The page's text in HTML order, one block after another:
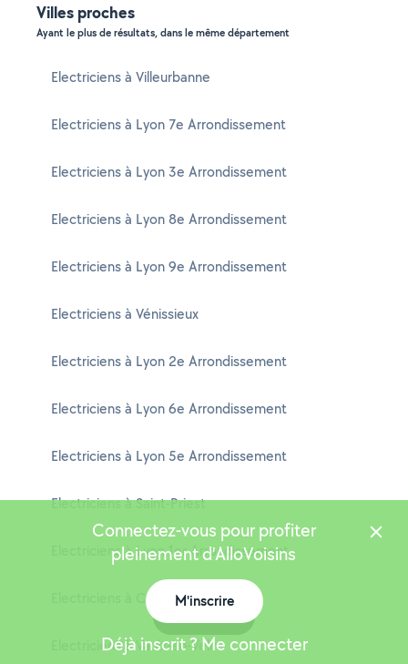
Villes proches
Ayant le plus de résultats, dans le même département
Electriciens à Villeurbanne
Electriciens à Lyon 7e Arrondissement
Electriciens à Lyon 3e Arrondissement
Electriciens à Lyon 8e Arrondissement
Electriciens à Lyon 9e Arrondissement
Electriciens à Vénissieux
Electriciens à Lyon 2e Arrondissement
Electriciens à Lyon 6e Arrondissement
Electriciens à Lyon 5e Arrondissement
Electriciens à Saint-Priest
Electriciens à Lyon 1er Arrondissement
Electriciens à Caluire-et-Cuire
Electriciens à Vaulx-en-Velin
Connectez-vous pour profiter
pleinement d'AlloVoisins
M'inscrire
Déjà inscrit ? Me connecter